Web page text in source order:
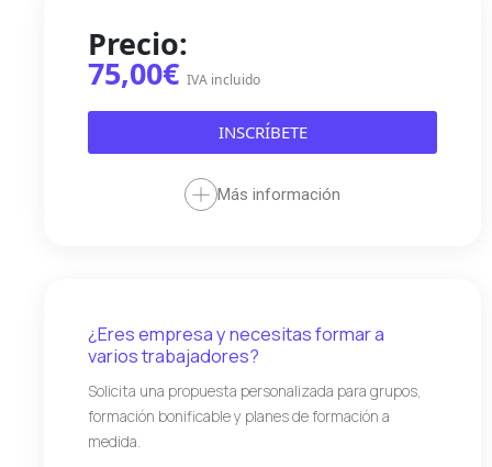
Precio:
75,00€ IVA incluido
INSCRÍBETE
Más información
¿Eres empresa y necesitas formar a
varios trabajadores?
Solicita una propuesta personalizada para grupos,
formación bonificable y planes de formación a
medida.